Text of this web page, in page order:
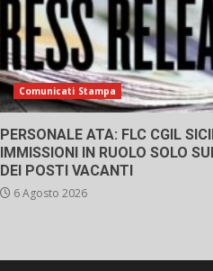
Comunicati Stampa
PERSONALE ATA: FLC CGIL
IMMISSIONI IN RUOLO SOLO
DEI POSTI VACANTI
6 Agosto 2026